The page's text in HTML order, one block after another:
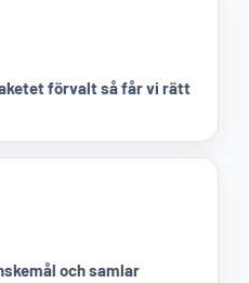
förvalt så får vi rätt
och samlar